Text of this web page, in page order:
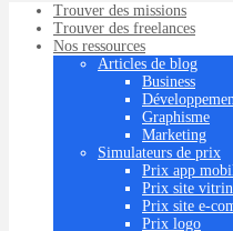
Trouver des missions
Trouver des freelances
Nos ressources
Articles de blog
Business
Graphisme
Marketing
Simulateurs de prix
Prix app
Prix site
Prix site e-
Prix logo